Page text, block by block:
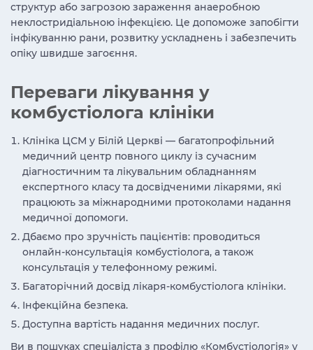
структур або загрозою зараження анаеробною
неклостридіальною інфекцією. Це допоможе запобігти
інфікуванню рани, розвитку ускладнень і забезпечить
опіку швидше загоєння.
Переваги лікування у
комбустіолога клініки
Клініка ЦСМ у Білій Церкві — багатопрофільний
медичний центр повного циклу із сучасним
діагностичним та лікувальним обладнанням
експертного класу та досвідченими лікарями, які
працюють за міжнародними протоколами надання
медичної допомоги.
Дбаємо про зручність пацієнтів: проводиться
онлайн-консультація комбустіолога, а також
консультація у телефонному режимі.
Багаторічний досвід лікаря-комбустіолога клініки.
Інфекційна безпека.
Доступна вартість надання медичних послуг.
Ви в пошуках спеціаліста з профілю «Комбустіологія» у